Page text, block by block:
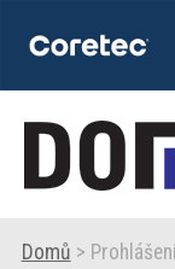
TIPY
Zprávy
Domů >